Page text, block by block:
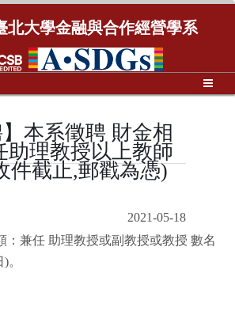
北大學金融與合作經營學系
】本系徵聘 財金相
助理教授以上教師
件截止,郵戳為憑)
2021-05-18
：兼任 助理教授或副教授或教授 數名
。